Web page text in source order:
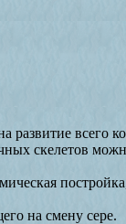
всего
скелетов
на смену сере.